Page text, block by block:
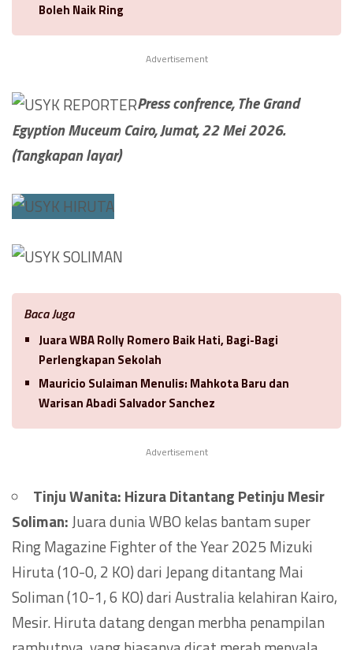
Boleh Naik Ring
Advertisement
Press confrence, The Grand
Egyption Muceum Cairo, Jumat, 22 Mei 2026.
(Tangkapan layar)
Baca Juga
Juara WBA Rolly Romero Baik Hati, Bagi-Bagi
Perlengkapan Sekolah
Mauricio Sulaiman Menulis: Mahkota Baru dan
Warisan Abadi Salvador Sanchez
Advertisement
Tinju Wanita: Hizura Ditantang Petinju Mesir
Soliman: Juara dunia WBO kelas bantam super
Ring Magazine Fighter of the Year 2025 Mizuki
Hiruta (10-0, 2 KO) dari Jepang ditantang Mai
Soliman (10-1, 6 KO) dari Australia kelahiran Kairo,
Mesir. Hiruta datang dengan merbha penampilan